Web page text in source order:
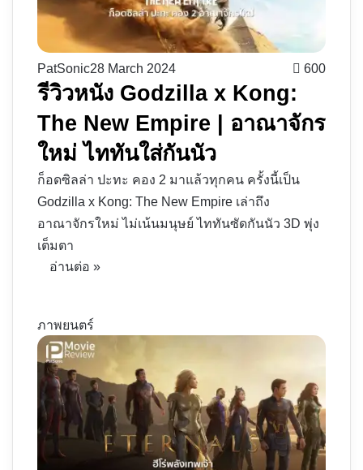
PatSonic28 March 2024 600
รีวิวหนัง Godzilla x Kong:
The New Empire | อาณาจักร
ใหม่ ไททันใส่กันนัว
ก็อดซิลล่า ปะทะ คอง 2 มาแล้วทุกคน ครั้งนี้เป็น
Godzilla x Kong: The New Empire เล่าถึง
อาณาจักรใหม่ ไม่เน้นมนุษย์ ไททันซัดกันนัว 3D พุ่ง
เต็มตา
อ่านต่อ »
ภาพยนตร์